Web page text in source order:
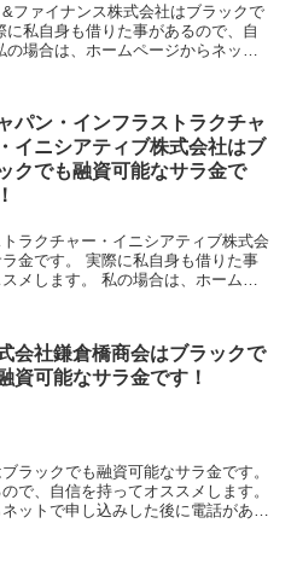
ファイナンス株式会社はブラックで
私自身も借りた事があるので、自
場合は、ホームページからネット
パン・インフラストラクチャ
イニシアティブ株式会社はブ
クでも融資可能なサラ金で
ラクチャー・イニシアティブ株式会
金です。 実際に私自身も借りた事
メします。 私の場合は、ホームペ
会社鎌倉橋商会はブラックで
資可能なサラ金です！
ラックでも融資可能なサラ金です。
で、自信を持ってオススメします。
ットで申し込みした後に電話があ